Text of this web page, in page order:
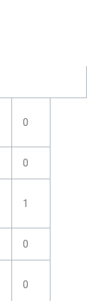
0
0
1
0
0